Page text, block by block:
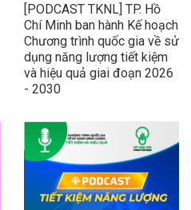
[PODCAST TKNL] TP. Hồ
Chí Minh ban hành Kế hoạch
Chương trình quốc gia về sử
dụng năng lượng tiết kiệm
và hiệu quả giai đoạn 2026
- 2030